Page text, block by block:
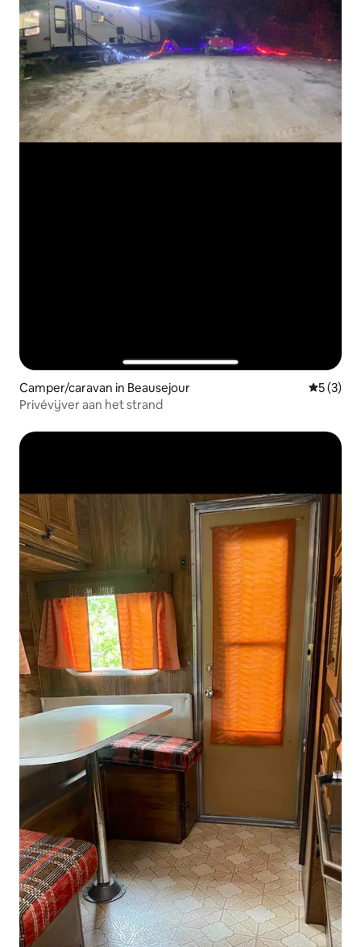
Camper/caravan in Beausejour
5 (3)
Privévijver aan het strand